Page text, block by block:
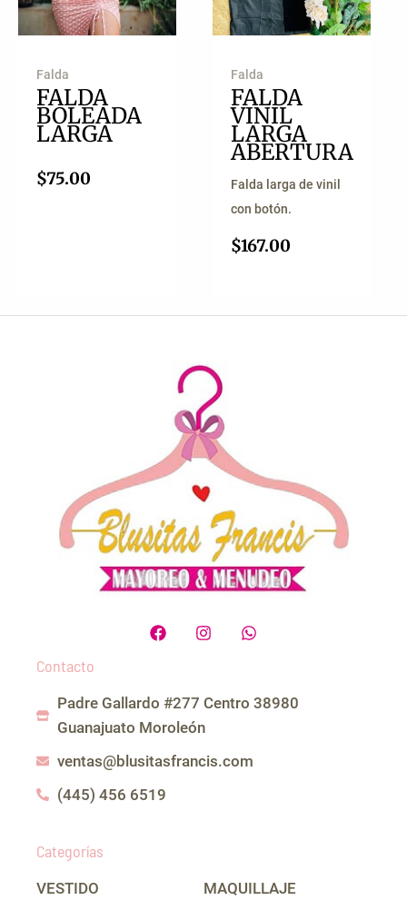
Falda
FALDA
BOLEADA
LARGA
$75.00
Falda
FALDA
VINIL
LARGA
ABERTURA
Falda larga de vinil
con botón.
$167.00
F
a
o
o
k
I
n
g
r
a
m
W
h
a
Contacto
Padre Gallardo #277 Centro 38980
Guanajuato Moroleón
ventas@blusitasfrancis.com
(445) 456 6519
Categorías
VESTIDO MAQUILLAJE